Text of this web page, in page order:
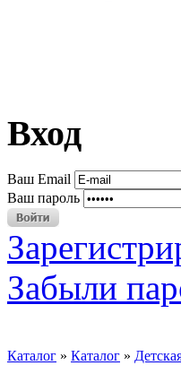
Вход
Ваш Email
Ваш пароль
Забыли
Каталог » Каталог »